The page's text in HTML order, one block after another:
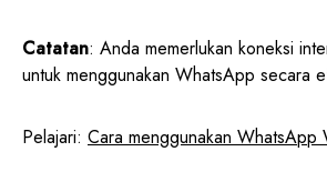
Catatan: Anda memerlukan koneksi
untuk menggunakan WhatsApp secara
Pelajari: Cara menggunakan WhatsApp